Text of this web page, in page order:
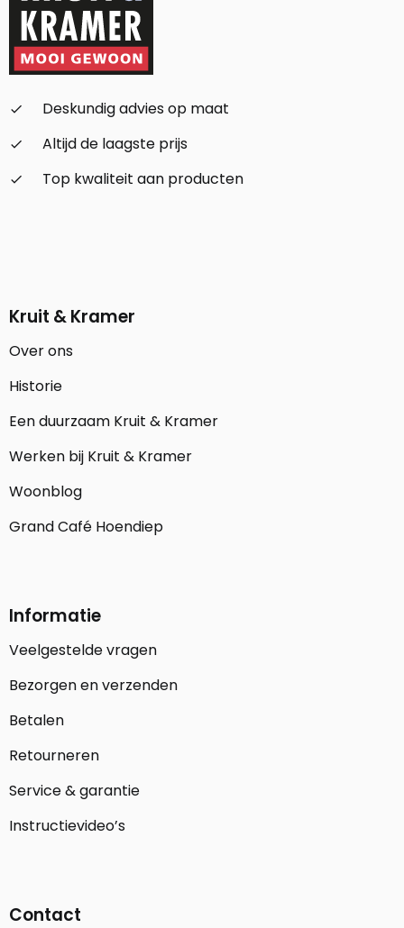
check_small
Deskundig advies op maat
check_small
Altijd de laagste prijs
check_small
Top kwaliteit aan producten
Kruit & Kramer
Over ons
Historie
Een duurzaam Kruit & Kramer
Werken bij Kruit & Kramer
Woonblog
Grand Café Hoendiep
Informatie
Veelgestelde vragen
Bezorgen en verzenden
Betalen
Retourneren
Service & garantie
Instructievideo’s
Contact